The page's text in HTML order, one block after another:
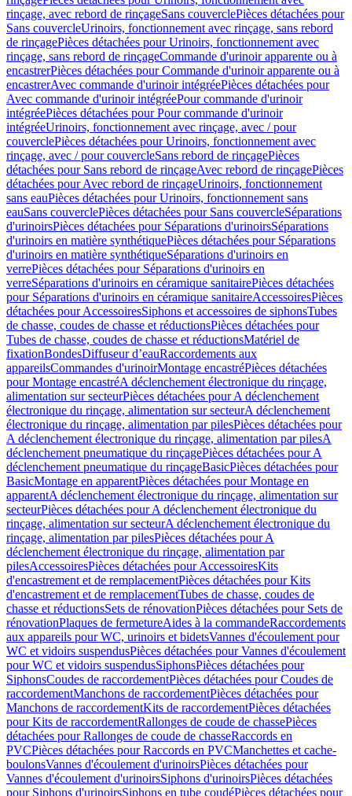
rinçage, avec rebord de rinçageSans couverclePièces détachées pour
Sans couvercleUrinoirs, fonctionnement avec rinçage, sans rebord
de rinçagePièces détachées pour Urinoirs, fonctionnement avec
rinçage, sans rebord de rinçageCommande d'urinoir apparente ou à
encastrerPièces détachées pour Commande d'urinoir apparente ou à
encastrerAvec commande d'urinoir intégréePièces détachées pour
Avec commande d'urinoir intégréePour commande d'urinoir
intégréePièces détachées pour Pour commande d'urinoir
intégréeUrinoirs, fonctionnement avec rinçage, avec / pour
couverclePièces détachées pour Urinoirs, fonctionnement avec
rinçage, avec / pour couvercleSans rebord de rinçagePièces
détachées pour Sans rebord de rinçageAvec rebord de rinçagePièces
détachées pour Avec rebord de rinçageUrinoirs, fonctionnement
sans eauPièces détachées pour Urinoirs, fonctionnement sans
eauSans couverclePièces détachées pour Sans couvercleSéparations
d'urinoirsPièces détachées pour Séparations d'urinoirsSéparations
d'urinoirs en matière synthétiquePièces détachées pour Séparations
d'urinoirs en matière synthétiqueSéparations d'urinoirs en
verrePièces détachées pour Séparations d'urinoirs en
verreSéparations d'urinoirs en céramique sanitairePièces détachées
pour Séparations d'urinoirs en céramique sanitaireAccessoiresPièces
détachées pour AccessoiresSiphons et accessoires de siphonsTubes
de chasse, coudes de chasse et réductionsPièces détachées pour
Tubes de chasse, coudes de chasse et réductionsMatériel de
fixationBondesDiffuseur d’eauRaccordements aux
appareilsCommandes d'urinoirMontage encastréPièces détachées
pour Montage encastréA déclenchement électronique du rinçage,
alimentation sur secteurPièces détachées pour A déclenchement
électronique du rinçage, alimentation sur secteurA déclenchement
électronique du rinçage, alimentation par pilesPièces détachées pour
A déclenchement électronique du rinçage, alimentation par pilesA
déclenchement pneumatique du rinçagePièces détachées pour A
déclenchement pneumatique du rinçageBasicPièces détachées pour
BasicMontage en apparentPièces détachées pour Montage en
apparentA déclenchement électronique du rinçage, alimentation sur
secteurPièces détachées pour A déclenchement électronique du
rinçage, alimentation sur secteurA déclenchement électronique du
rinçage, alimentation par pilesPièces détachées pour A
déclenchement électronique du rinçage, alimentation par
pilesAccessoiresPièces détachées pour AccessoiresKits
d'encastrement et de remplacementPièces détachées pour Kits
d'encastrement et de remplacementTubes de chasse, coudes de
chasse et réductionsSets de rénovationPièces détachées pour Sets de
rénovationPlaques de fermetureAides à la commandeRaccordements
aux appareils pour WC, urinoirs et bidetsVannes d'écoulement pour
WC et vidoirs suspendusPièces détachées pour Vannes d'écoulement
pour WC et vidoirs suspendusSiphonsPièces détachées pour
SiphonsCoudes de raccordementPièces détachées pour Coudes de
raccordementManchons de raccordementPièces détachées pour
Manchons de raccordementKits de raccordementPièces détachées
pour Kits de raccordementRallonges de coude de chassePièces
détachées pour Rallonges de coude de chasseRaccords en
PVCPièces détachées pour Raccords en PVCManchettes et cache-
boulonsVannes d'écoulement d'urinoirsPièces détachées pour
Vannes d'écoulement d'urinoirsSiphons d'urinoirsPièces détachées
pour Siphons d'urinoirsSiphons en tube coudéPièces détachées pour